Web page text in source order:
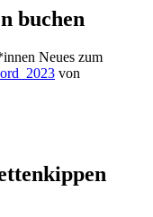
buchen
Neues zum
von